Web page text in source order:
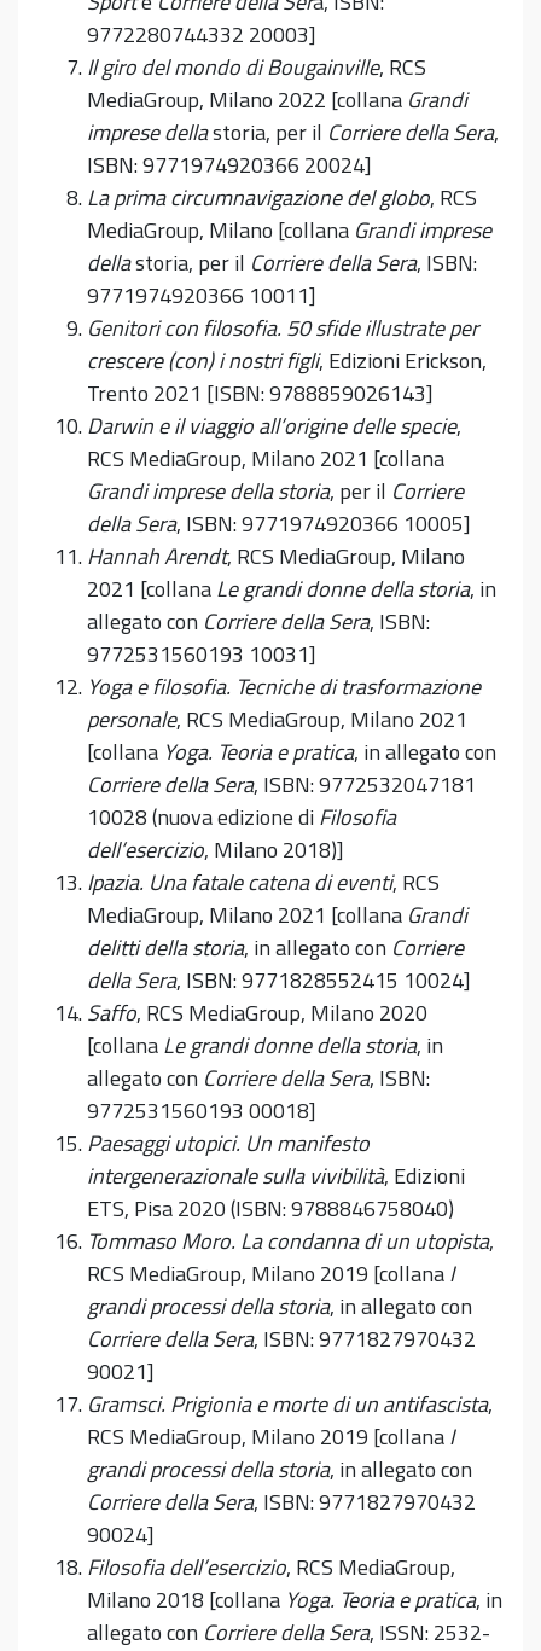
9772280744332 20003]
Il giro del mondo di Bougainville, RCS
MediaGroup, Milano 2022 [collana Grandi
imprese dellastoria, per il Corriere della Sera,
ISBN: 9771974920366 20024]
La prima circumnavigazione del globo, RCS
MediaGroup, Milano [collana Grandi imprese
dellastoria, per il Corriere della Sera, ISBN:
9771974920366 10011]
Genitori con filosofia. 50 sfide illustrate per
crescere (con) i nostri figli, Edizioni Erickson,
Trento 2021 [ISBN: 9788859026143]
Darwin e il viaggio all’origine delle specie,
RCS MediaGroup, Milano 2021 [collana
Grandi imprese della storia, per il Corriere
della Sera, ISBN: 9771974920366 10005]
Hannah Arendt, RCS MediaGroup, Milano
2021 [collanaLe grandi donne della storia, in
allegato con Corriere della Sera, ISBN:
9772531560193 10031]
Yoga e filosofia. Tecniche di trasformazione
personale, RCS MediaGroup, Milano 2021
[collana Yoga. Teoria e pratica, in allegato con
Corriere della Sera, ISBN: 9772532047181
10028 (nuova edizione diFilosofia
dell’esercizio, Milano 2018)]
Ipazia. Una fatale catena di eventi, RCS
MediaGroup, Milano 2021 [collana Grandi
delitti della storia, in allegato con Corriere
della Sera, ISBN: 9771828552415 10024]
Saffo, RCS MediaGroup, Milano 2020
[collanaLe grandi donne della storia, in
allegato con Corriere della Sera, ISBN:
9772531560193 00018]
Paesaggi utopici. Un manifesto
intergenerazionale sulla vivibilità, Edizioni
ETS, Pisa 2020 (ISBN: 9788846758040)
Tommaso Moro. La condanna di un utopista,
RCS MediaGroup, Milano 2019 [collanaI
grandi processi della storia, in allegato con
Corriere della Sera, ISBN: 9771827970432
90021]
Gramsci. Prigionia e morte di un antifascista,
RCS MediaGroup, Milano 2019 [collanaI
grandi processi della storia, in allegato con
Corriere della Sera, ISBN: 9771827970432
90024]
Filosofia dell’esercizio, RCS MediaGroup,
Milano 2018 [collana Yoga. Teoria e pratica, in
allegato con Corriere della Sera, ISSN: 2532-